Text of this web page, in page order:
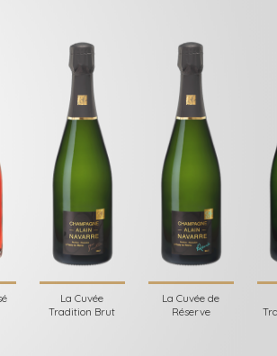
La Cuvée
Tradition Brut
La Cuvée de
Réserve